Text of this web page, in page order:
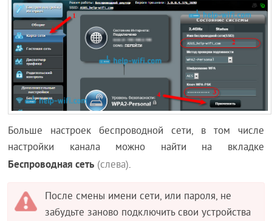
Больше настроек беспроводной сети, в том числе
настройки канала можно найти на вкладке
Беспроводная сеть (слева).
После смены имени сети, или пароля, не
забудьте заново подключить свои устройства